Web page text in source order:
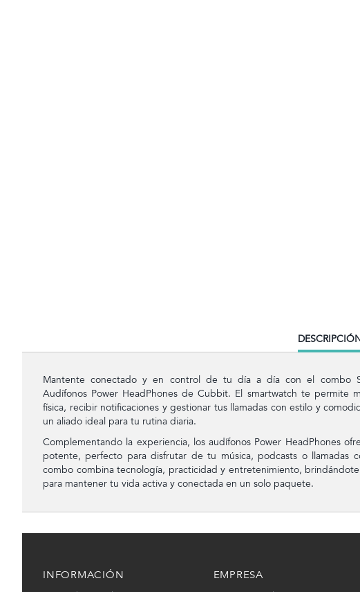
CURRENT
TAB:
Mantente conectado y en control de tu día a día con el combo
Audífonos Power HeadPhones de Cubbit. El smartwatch te permite
física, recibir notificaciones y gestionar tus llamadas con estilo y
un aliado ideal para tu rutina diaria.
Complementando la experiencia, los audífonos Power HeadPhones
potente, perfecto para disfrutar de tu música, podcasts o llamadas
combo combina tecnología, practicidad y entretenimiento,
para mantener tu vida activa y conectada en un solo paquete.
INFORMACIÓN EMPRESA